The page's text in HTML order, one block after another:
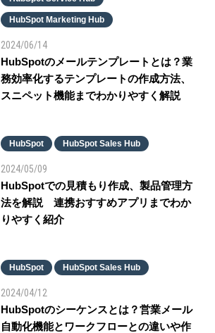
HubSpot Marketing Hub
2024/06/14
HubSpotのメールテンプレートとは？業
務効率化するテンプレートの作成方法、
スニペット機能までわかりやすく解説
HubSpot HubSpot Sales Hub
2024/05/09
HubSpotでの見積もり作成、製品管理方
法を解説 連携おすすめアプリまでわか
りやすく紹介
HubSpot HubSpot Sales Hub
2024/04/12
HubSpotのシーケンスとは？営業メール
自動化機能とワークフローとの違いや作